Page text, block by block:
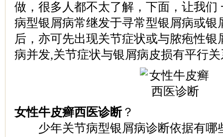
做，很多人都不太了解，下面，让我们
病型银屑病常继发于寻常型银屑病或银
后，亦可先出现关节症状或与脓疱性银
病并发,关节症状与银屑病皮损有平行
女性牛皮癣西医诊断？
少年关节病型银屑病诊断依据有哪